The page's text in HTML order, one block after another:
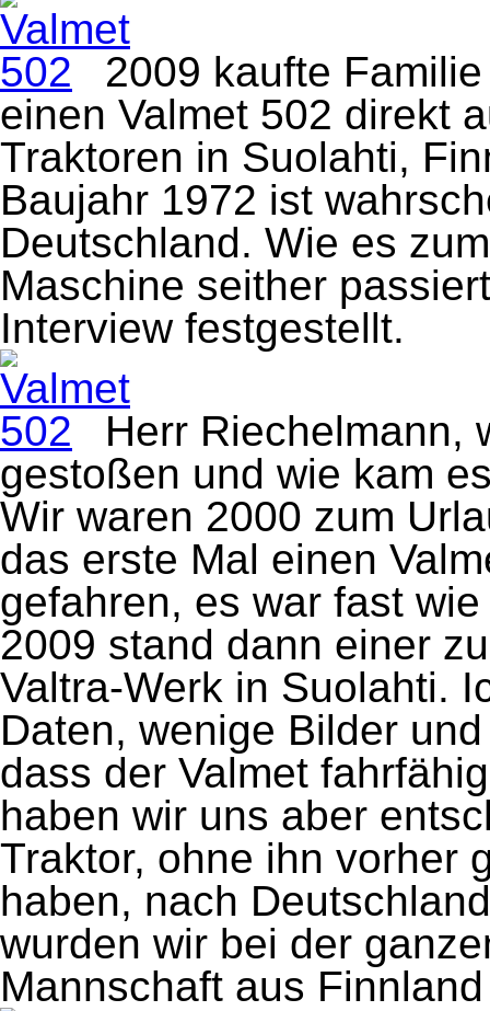
auf
Rente
2009 kaufte
einen Valmet 502 direkt
Traktoren in Suolahti,
Baujahr 1972 ist
Deutschland. Wie es
Maschine seither
Interview festgestellt.
Herr Riechelmann,
gestoßen und wie kam
Wir waren 2000 zum
das erste Mal einen
gefahren, es war fast
2009 stand dann einer
Valtra-Werk in Suolahti.
Daten, wenige Bilder
dass der Valmet
haben wir uns aber
Traktor, ohne ihn vorher
haben, nach
wurden wir bei der
Mannschaft aus